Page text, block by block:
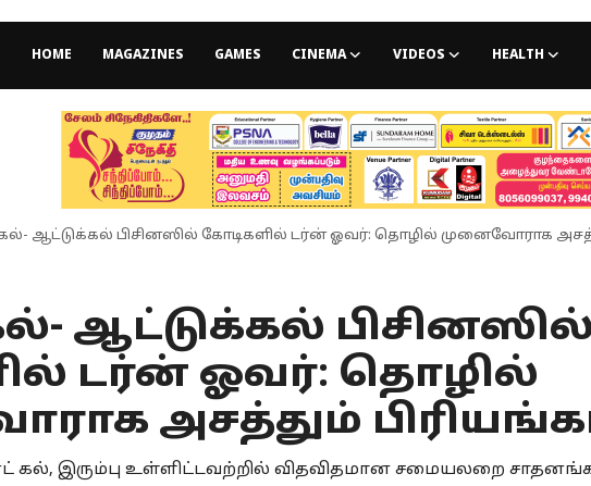
HOME MAGAZINES GAMES CINEMA VIDEOS HEALTH
ஆட்டுக்கல் பிசினஸில் கோடிகளில் டர்ன் ஓவர்: தொழில் முனைவோராக
ஆட்டுக்கல் பிசினஸில்
டர்ன் ஓவர்: தொழில்
அசத்தும்
கல், இரும்பு உள்ளிட்டவற்றில் விதவிதமான சமையலறை